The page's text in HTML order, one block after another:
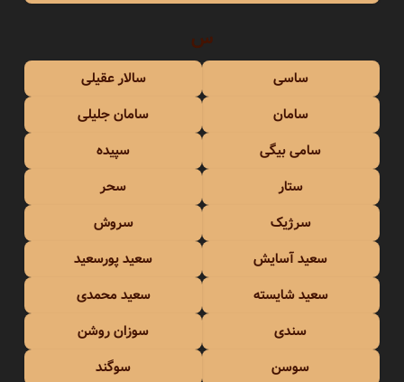
س
ساسی
سالار عقیلی
سامان
سامان جلیلی
سامی بیگی
سپیده
ستار
سحر
سرژیک
سروش
سعید آسایش
سعید پورسعید
سعید شایسته
سعید محمدی
سندی
سوزان روشن
سوسن
سوگند